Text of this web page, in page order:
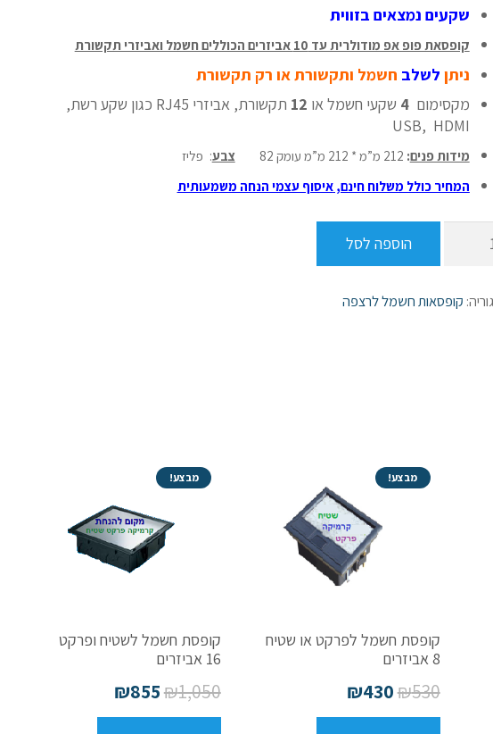
שקעים נמצאים בזווית
קופסאת פופ אפ מודולרית עד 10 אביזרים הכוללים חשמל ואביזרי תקשורת
ניתן לשלב חשמל ותקשורת או רק תקשורת
מקסימום4 שקעי חשמל או 12
תקשורת, אביזרי RJ45 כגון שקע רשת,
USB, HDMI
מידות פנים: 212 מ”מ * 212 מ”מ עומק 82 צבע: פליז
המחיר כולל משלוח חינם,איסוף עצמי הנחה משמעותית
הוספה לסל
קופסאות חשמל לרצפה
מבצע!
קופסת חשמל לפרקט או שטיח
8 אביזרים
₪530
₪430
מבצע!
קופסת חשמל לשטיח ופרקט
16 אביזרים
₪1,050
₪855